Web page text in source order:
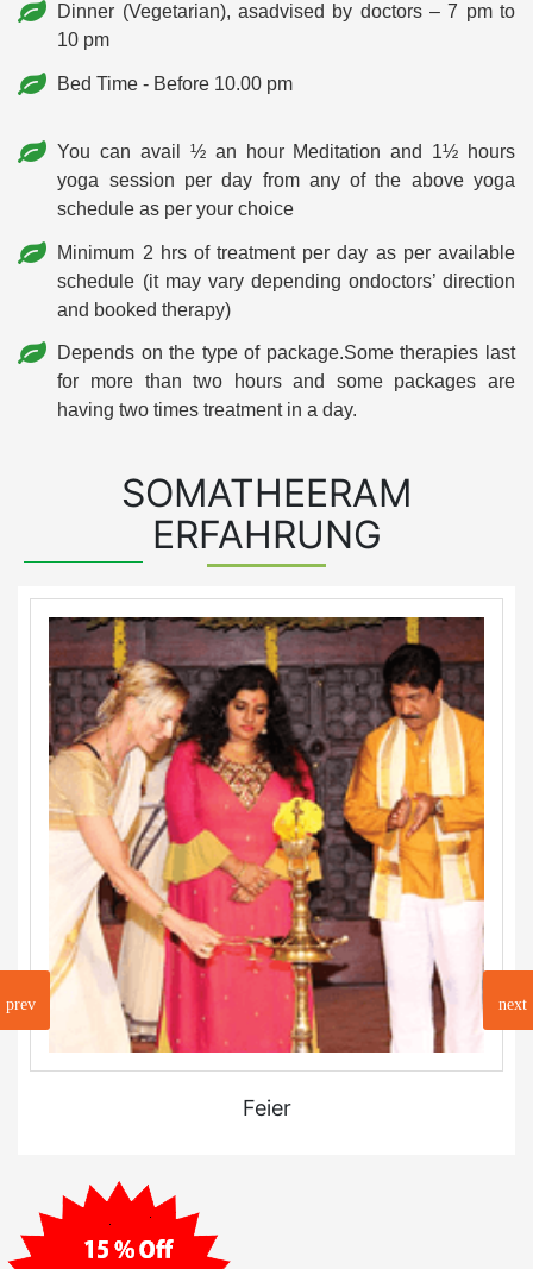
Dinner (Vegetarian), asadvised by doctors – 7 pm to
10 pm
Bed Time - Before 10.00 pm
You can avail ½ an hour Meditation and 1½ hours
yoga session per day from any of the above yoga
schedule as per your choice
Minimum 2 hrs of treatment per day as per available
schedule (it may vary depending ondoctors’ direction
and booked therapy)
Depends on the type of package.Some therapies last
for more than two hours and some packages are
having two times treatment in a day.
SOMATHEERAM
ERFAHRUNG
Feier
prev next